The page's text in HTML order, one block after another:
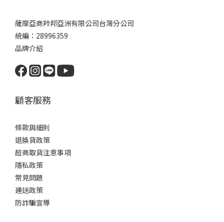
薩摩亞商羚邦亞洲有限公司台灣分公司
統編：28996359
品牌介紹
顧客服務
條款與細則
退換貨政策
超商取貨注意事項
隱私政策
常見問題
運送政策
防詐騙宣導